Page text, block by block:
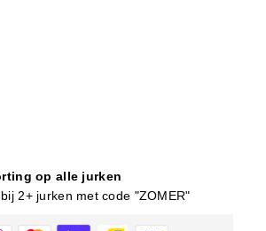
op alle jurken
bij 2+ jurken met code "ZOMER"